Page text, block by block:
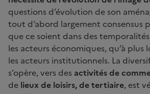
questions d’évolution de son
tout d’abord largement consensus
que ce soient dans des
les acteurs économiques, qu’à plus
les acteurs institutionnels. La
s’opère, vers des activités de
de lieux de loisirs, de tertiaire, est